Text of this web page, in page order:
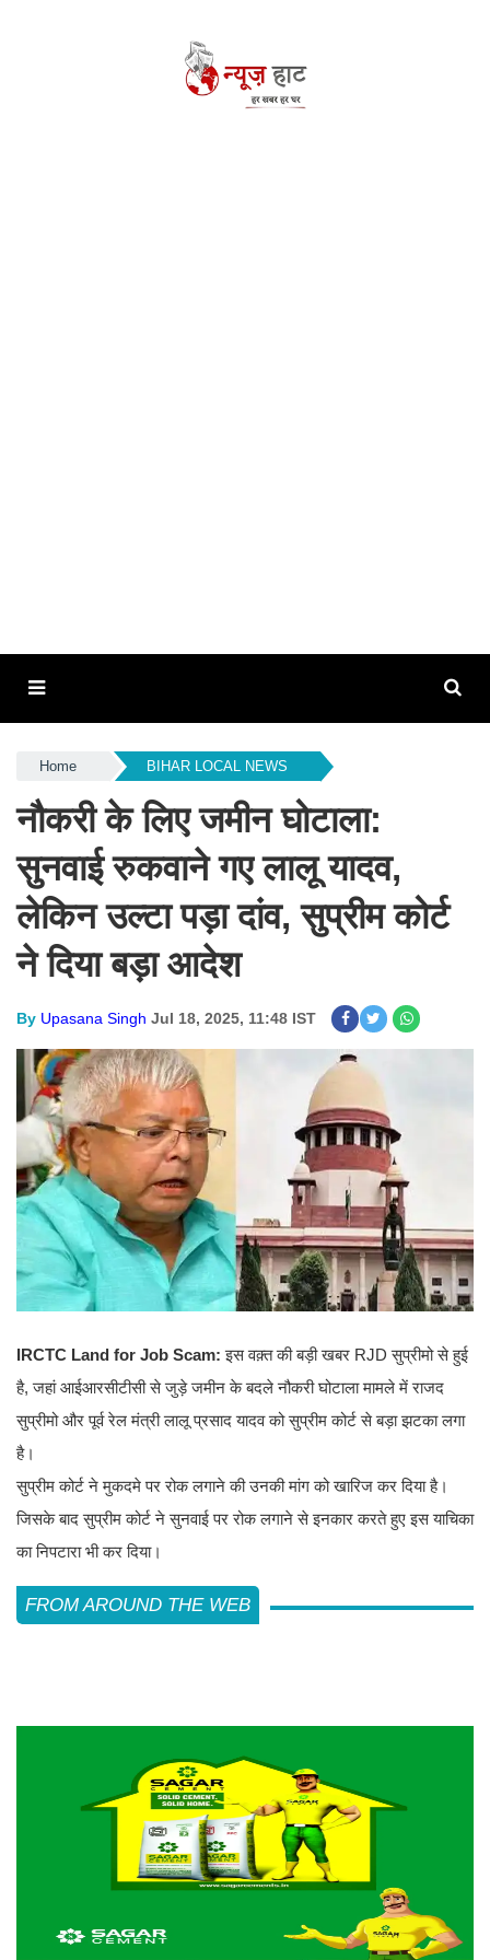
Home BIHAR LOCAL NEWS
नौकरी के लिए जमीन घोटाला:
सुनवाई रुकवाने गए लालू यादव,
लेकिन उल्टा पड़ा दांव, सुप्रीम कोर्ट
ने दिया बड़ा आदेश
By Upasana Singh Jul 18, 2025, 11:48 IST
IRCTC Land for Job Scam:इस वक़्त की बड़ी खबर RJD सुप्रीमो से हुई
है, जहां आईआरसीटीसी से जुड़े जमीन के बदले नौकरी घोटाला मामले में राजद
सुप्रीमो और पूर्व रेल मंत्री लालू प्रसाद यादव को सुप्रीम कोर्ट से बड़ा झटका लगा
है।
सुप्रीम कोर्ट ने मुकदमे पर रोक लगाने की उनकी मांग को खारिज कर दिया है।
जिसके बाद सुप्रीम कोर्ट ने सुनवाई पर रोक लगाने से इनकार करते हुए इस याचिका
का निपटारा भी कर दिया।
FROM AROUND THE WEB